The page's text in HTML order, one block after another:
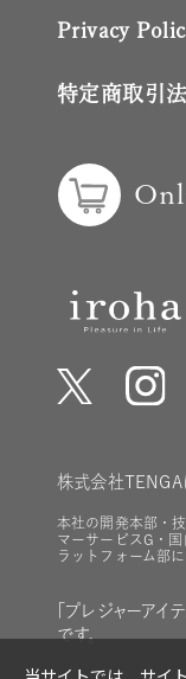
株式会社TENGA
本社の開発本部・
マーサービスG・
ラットフォーム部
「プレジャーア
です。
Privacy
特定商取引